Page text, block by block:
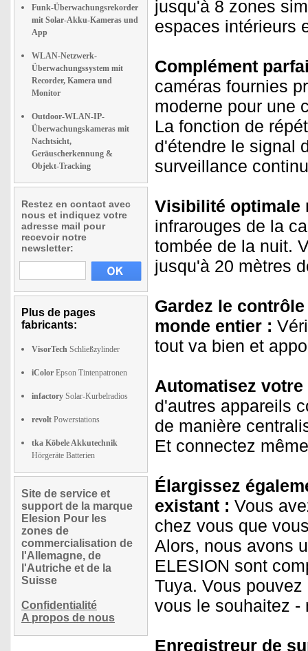
Funk-Überwachungsrekorder
mit Solar-Akku-Kameras und
App
WLAN-Netzwerk-
Überwachungssystem mit
Recorder, Kamera und
Monitor
Outdoor-WLAN-IP-
Überwachungskameras mit
Nachtsicht,
Geräuscherkennung &
Objekt-Tracking
Restez en contact avec
nous et indiquez votre
adresse mail pour
recevoir notre
newsletter:
Plus de pages
fabricants:
VisorTech Schließzylinder
iColor Epson Tintenpatronen
infactory Solar-Kurbelradios
revolt Powerstations
tka Köbele Akkutechnik
Hörgeräte Batterien
Site de service et
support de la marque
Elesion Pour les
zones de
commercialisation de
l'Allemagne, de
l'Autriche et de la
Suisse
Confidentialité
A propos de nous
jusqu'à 8 zones
espaces intérieurs
Complément
caméras fournies
moderne pour une
La fonction de
d'étendre le signal
surveillance
Visibilité optimale
infrarouges de la
tombée de la nuit.
jusqu'à 20 mètres
Gardez le
monde entier :
tout va bien et
Automatisez
d'autres appareils
de manière
Et connectez
Élargissez
existant : Vous
chez vous que
Alors, nous avons
ELESION sont
Tuya. Vous
vous le souhaitez -
Enregistreur de